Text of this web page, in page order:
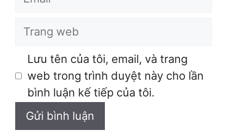
Trang
Lưu tên của tôi, email, và trang
web trong trình duyệt này cho lần
bình luận kế tiếp của tôi.